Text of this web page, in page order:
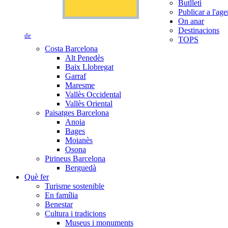
de
Butlletí
Publicar a
On anar
Destinacions
TOPS
Costa Barcelona
Alt Penedès
Baix Llobregat
Garraf
Maresme
Vallès Occidental
Vallès Oriental
Paisatges Barcelona
Anoia
Bages
Moianès
Osona
Pirineus Barcelona
Berguedà
Què fer
Turisme sostenible
En família
Benestar
Cultura i tradicions
Museus i monuments